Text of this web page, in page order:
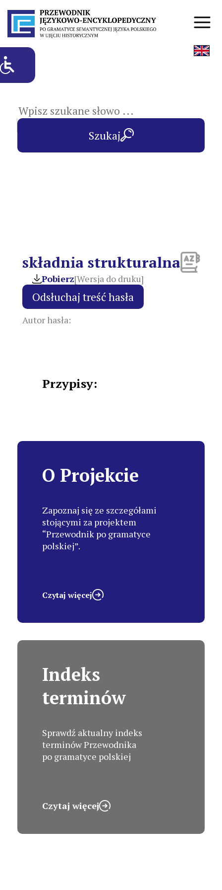
Szukaj
składnia strukturalna
Pobierz[Wersja do druku]
Autor hasła:
Przypisy:
O Projekcie
Zapoznaj się ze szczegółami
stojącymi za projektem
“Przewodnik po gramatyce
polskiej”.
Czytaj więcej
Indeks
terminów
Sprawdź aktualny indeks
terminów Przewodnika
po gramatyce polskiej
Czytaj więcej